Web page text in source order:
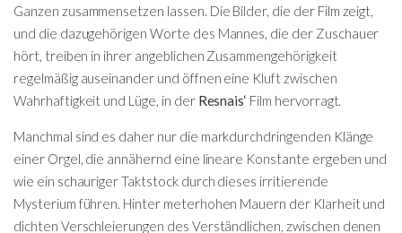
Ganzen zusammensetzen lassen. Die Bilder, die der Film zeigt,
und die dazugehörigen Worte des Mannes, die der Zuschauer
hört, treiben in ihrer angeblichen Zusammengehörigkeit
regelmäßig auseinander und öffnen eine Kluft zwischen
Wahrhaftigkeit und Lüge, in der Resnais‘ Film hervorragt.
Manchmal sind es daher nur die markdurchdringenden Klänge
einer Orgel, die annähernd eine lineare Konstante ergeben und
wie ein schauriger Taktstock durch dieses irritierende
Mysterium führen. Hinter meterhohen Mauern der Klarheit und
dichten Verschleierungen des Verständlichen, zwischen denen